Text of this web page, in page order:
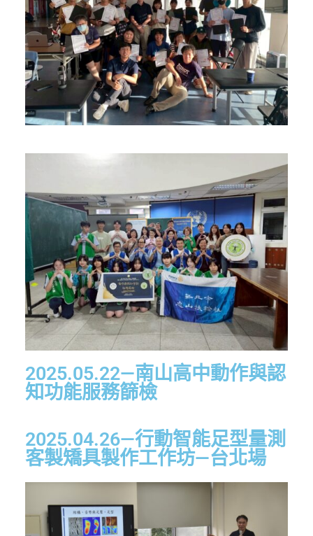
2025.05.22—南山高中動作與認
知功能服務篩檢
2025.04.26—行動智能足型量測
客製矯具製作工作坊—台北場